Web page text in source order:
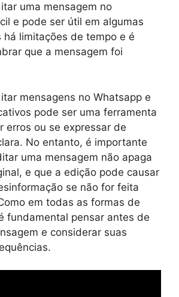
uma mensagem no
e pode ser útil em algumas
há limitações de tempo e é
que a mensagem foi
mensagens no Whatsapp e
pode ser uma ferramenta
erros ou se expressar de
No entanto, é importante
uma mensagem não apaga
e que a edição pode causar
se não for feita
em todas as formas de
fundamental pensar antes de
e considerar suas